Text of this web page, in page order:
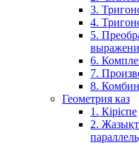
3.
4.
5.
6.
7.
8.
Геометрия каз
1. Кіріспе
2.